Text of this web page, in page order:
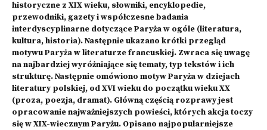
historyczne z XIX wieku, słowniki, encyklopedie,
przewodniki, gazety i współczesne badania
interdyscyplinarne dotyczące Paryża w ogóle (literatura,
kultura, historia). Następnie ukazano krótki przegląd
motywu Paryża w literaturze francuskiej. Zwraca się uwagę
na najbardziej wyróżniające się tematy, typ tekstów i ich
strukturę. Następnie omówiono motyw Paryża w dziejach
literatury polskiej, od XVI wieku do początku wieku XX
(proza, poezja, dramat). Główną częścią rozprawy jest
opracowanie najważniejszych powieści, których akcja toczy
się w XIX-wiecznym Paryżu. Opisano najpopularniejsze